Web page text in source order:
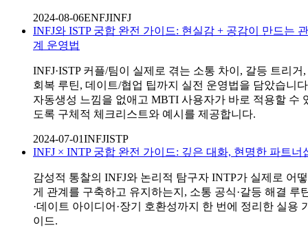
2024-08-06ENFJINFJ
INFJ와 ISTP 궁합 완전 가이드: 현실감 + 공감이 만드는 관
계 운영법
INFJ·ISTP 커플/팀이 실제로 겪는 소통 차이, 갈등 트리거,
회복 루틴, 데이트/협업 팁까지 실전 운영법을 담았습니
자동생성 느낌을 없애고 MBTI 사용자가 바로 적용할 수
도록 구체적 체크리스트와 예시를 제공합니다.
2024-07-01INFJISTP
INFJ × INTP 궁합 완전 가이드: 깊은 대화, 현명한 파트너
감성적 통찰의 INFJ와 논리적 탐구자 INTP가 실제로 어떻
게 관계를 구축하고 유지하는지, 소통 공식·갈등 해결 루
·데이트 아이디어·장기 호환성까지 한 번에 정리한 실용
이드.